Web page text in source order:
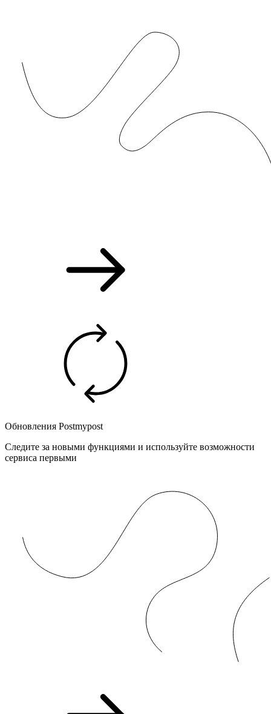
Обновления Postmypost
Следите за новыми функциями и используйте возможности
сервиса первыми